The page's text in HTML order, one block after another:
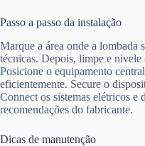
Passo a passo da instalação
Marque a área onde a lombada
técnicas. Depois, limpe e
Posicione o equipamento
eficientemente. Secure o
Connect os sistemas elétricos e
recomendações do fabricante.
Dicas de manutenção